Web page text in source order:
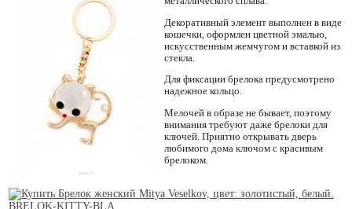
Декоративный элемент выполнен в виде
кошечки, оформлен цветной эмалью,
искусственным жемчугом и вставкой из
стекла.
Для фиксации брелока предусмотрено
надежное кольцо.
Мелочей в образе не бывает, поэтому
внимания требуют даже брелоки для
ключей. Приятно открывать дверь
любимого дома ключом с красивым
брелоком.